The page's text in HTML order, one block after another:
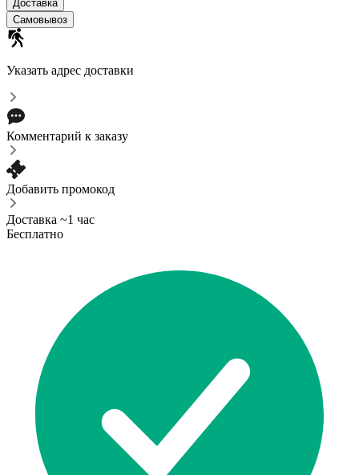
Доставка
Самовывоз
Указать адрес доставки
Комментарий к заказу
Добавить промокод
Доставка ~1 час
Бесплатно